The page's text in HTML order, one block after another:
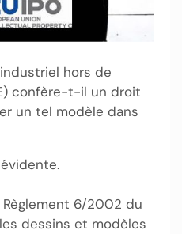
hors de
confère-t-il un droit
un tel modèle dans
Règlement 6/2002 du
dessins et modèles